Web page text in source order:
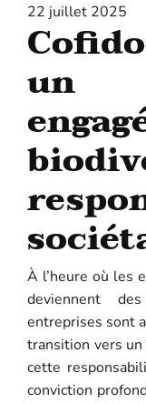
22 juillet 2025
un
À l’heure où les
deviennent
entreprises sont
transition vers un
cette
conviction